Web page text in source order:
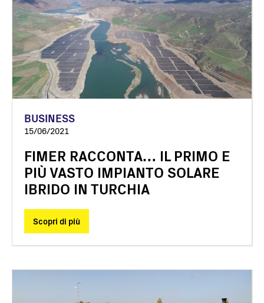
BUSINESS
15/06/2021
FIMER RACCONTA… IL PRIMO E
PIÙ VASTO IMPIANTO SOLARE
IBRIDO IN TURCHIA
Scopri di più